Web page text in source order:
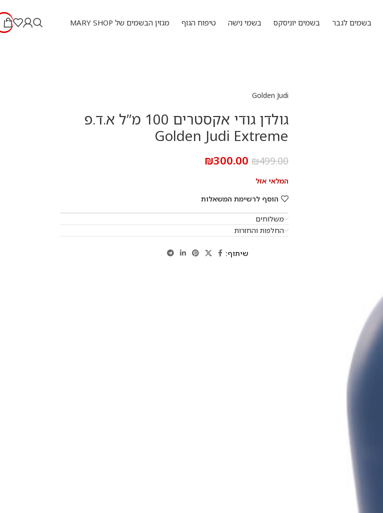
בשמים לגבר בשמים יוניסקס בשמי נישה טיפוח הגוף מגזין הבשמים של MARY SHOP
Golden Judi
גולדן גודי אקסטרים 100 מ”ל א.ד.פ
Golden Judi Extreme
₪499.00
₪300.00
המלאי אזל
הוסף לרשימת המשאלות
משלוחים
החלפות והחזרות
שיתוף: